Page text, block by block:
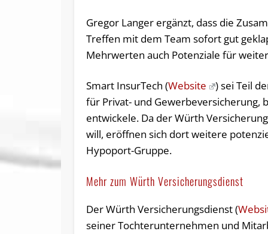
Gregor Langer ergänzt, dass die
Treffen mit dem Team sofort gut
Mehrwerten auch Potenziale für
Smart InsurTech (Website
) sei Teil
für Privat- und
entwickele. Da der Würth
will, eröffnen sich dort weitere
Hypoport-Gruppe.
Mehr zum Würth Versicherungsdienst
Der Würth Versicherungsdienst (
seiner Tochterunternehmen und